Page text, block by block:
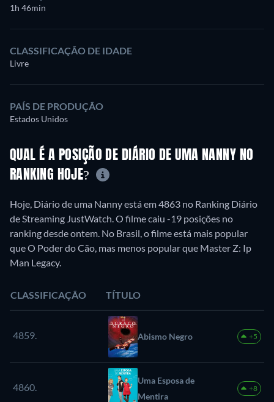
1h 46min
CLASSIFICAÇÃO DE IDADE
Livre
PAÍS DE PRODUÇÃO
Estados Unidos
QUAL É A POSIÇÃO DE DIÁRIO DE UMA NANNY NO
RANKING HOJE?
Hoje, Diário de uma Nanny está em 4863 no Ranking Diário
de Streaming JustWatch. O filme caiu -19 posições no
ranking desde ontem. No Brasil, o filme está mais popular
que O Poder do Cão, mas menos popular que Master Z: Ip
Man Legacy.
CLASSIFICAÇÃO TÍTULO
4859. Abismo Negro +5
4860.
Uma Esposa de
Mentira
+8